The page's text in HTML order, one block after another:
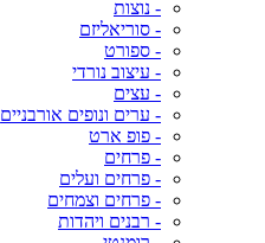
- נוצות
- סוריאליזם
- ספורט
- עיצוב נורדי
- עצים
- ערים ונופים אורבניים
- פופ ארט
- פרחים
- פרחים ועלים
- פרחים וצמחים
- רבנים ויהדות